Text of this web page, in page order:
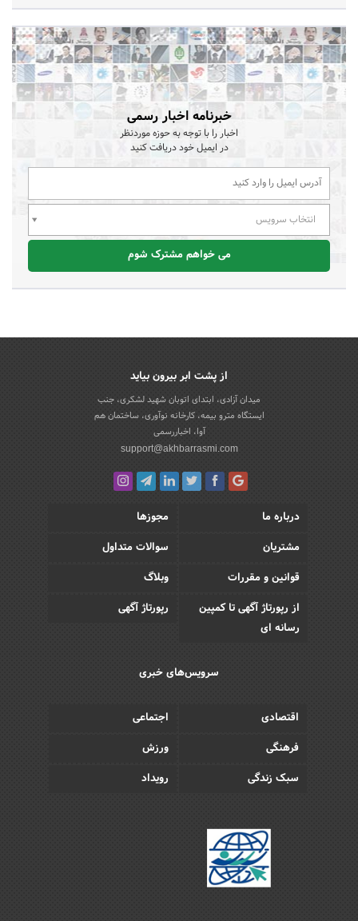
خبرنامه اخبار رسمی
اخبار را با توجه به حوزه موردنظر
در ایمیل خود دریافت کنید
انتخاب سرویس
می خواهم مشترک شوم
از پشت ابر بیرون بیاید
میدان آزادی، ابتدای اتوبان شهید لشکری، جنب
ایستگاه مترو بیمه، کارخانه نوآوری، ساختمان هم
آوا، اخباررسمی
support@akhbarrasmi.com
درباره ما
مجوزها
مشتریان
سوالات متداول
قوانین و مقررات
وبلاگ
از رپورتاژ آگهی تا کمپین
رسانه ای
رپورتاژ آگهی
سرویس‌های خبری
اقتصادی
اجتماعی
فرهنگی
ورزش
سبک زندگی
رویداد